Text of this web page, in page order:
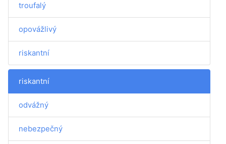
troufalý
opovážlivý
riskantní
riskantní
odvážný
nebezpečný